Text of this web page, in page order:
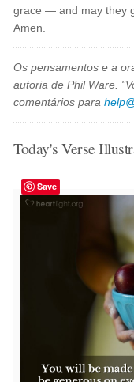
grace — and may they
Amen.
Os pensamentos e a
autoria de Phil Ware.
comentários para
Today's Verse
Save